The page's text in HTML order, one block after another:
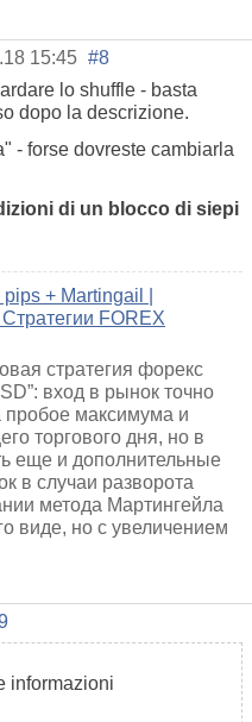
15:45 #8
lo shuffle - basta
dopo la descrizione.
- forse dovreste cambiarla
di un blocco di siepi
+ Martingail |
FOREX
стратегия форекс
вход в рынок точно
пробое максимума и
торгового дня, но в
еще и дополнительные
в случаи разворота
метода Мартингейла
виде, но с увеличением
informazioni